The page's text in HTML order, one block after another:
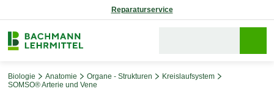
Reparaturservice
Biologie Anatomie Organe - Strukturen
Kreislaufsystem
SOMSO® Arterie und Vene